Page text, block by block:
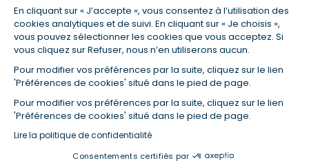
En cliquant sur « J’accepte », vous consentez à l’utilisation des
cookies analytiques et de suivi. En cliquant sur « Je choisis »,
vous pouvez sélectionner les cookies que vous acceptez. Si
vous cliquez sur Refuser, nous n’en utiliserons aucun.
Pour modifier vos préférences par la suite, cliquez sur le lien
'Préférences de cookies' situé dans le pied de page.
Pour modifier vos préférences par la suite, cliquez sur le lien
'Préférences de cookies' situé dans le pied de page.
Lire la politique de confidentialité
Consentements certifiés par
(3) Taux minimum pour un crédit consommation d'un montant fixé entre
5 000 et 20 000 euros, selon profil et durée.
(4) La diminution du montant des mensualités entraîne l'allongement
de la durée de remboursement ainsi que la hausse du coût total du
(5) Banques de réseau, mutualistes, spécialisées, directions
régionales, organismes de crédit selon votre profil et votre demande.
Mutuelles, compagnies et courtiers d'assurances. Selon votre profil et
votre demande.
régionales, organismes de crédit, selon votre profil et votre demande.